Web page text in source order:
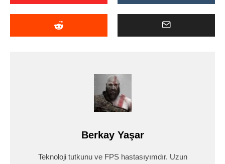
Berkay Yaşar
Teknoloji tutkunu ve FPS hastasıyımdır. Uzun